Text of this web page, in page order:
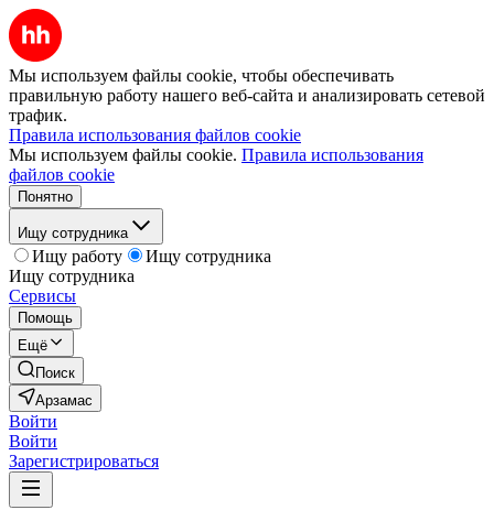
Мы используем файлы cookie, чтобы обеспечивать
правильную работу нашего веб-сайта и анализировать сетевой
трафик.
Правила использования файлов cookie
Мы используем файлы cookie. Правила использования
файлов cookie
Понятно
Ищу сотрудника
Ищу работу
Ищу сотрудника
Ищу сотрудника
Сервисы
Помощь
Ещё
Поиск
Арзамас
Войти
Войти
Зарегистрироваться